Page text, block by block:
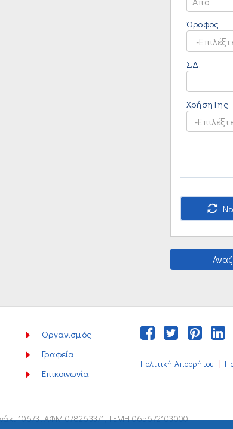
Όροφος
-
Σ.Δ.
Χρήση Γης
Οργανισμός
Γραφεία
Επικοινωνία
Πολιτική Απορρήτου |
10673,ΑΦΜ 078263371, ΓΕΜΗ 065672103000